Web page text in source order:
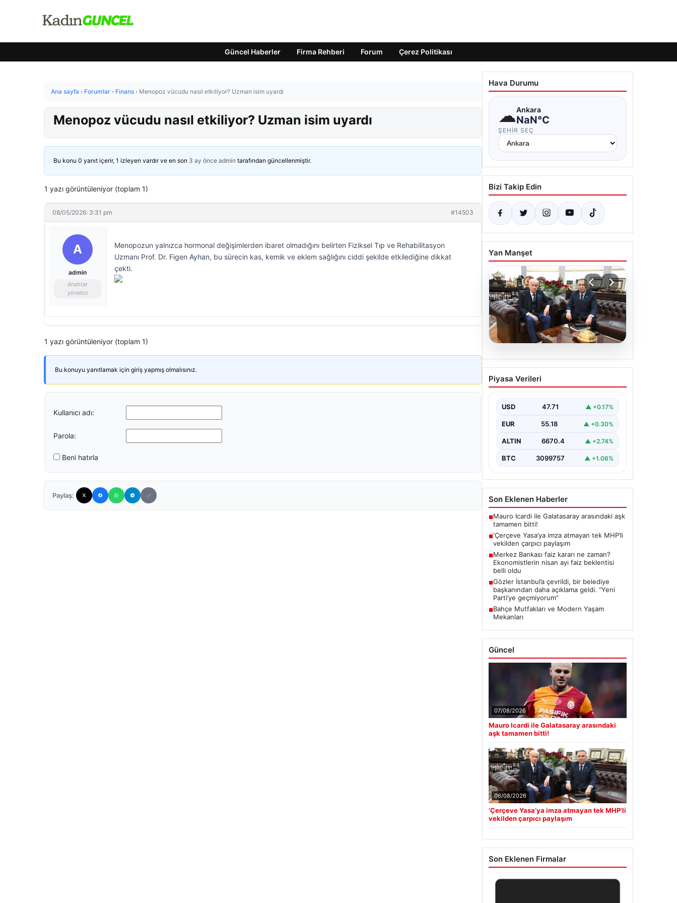
Güncel Haberler Firma Rehberi Forum Çerez Politikası
Ana sayfa › Forumlar › Finans › Menopoz vücudu nasıl etkiliyor? Uzman isim uyardı
Menopoz vücudu nasıl etkiliyor? Uzman isim uyardı
Bu konu 0 yanıt içerir, 1 izleyen vardır ve en son 3 ay önce admin tarafından güncellenmiştir.
1 yazı görüntüleniyor (toplam 1)
08/05/2026: 3:31 pm #14503
A
admin
Anahtar
yönetici
Menopozun yalnızca hormonal değişimlerden ibaret olmadığını belirten Fiziksel Tıp ve Rehabilitasyon
Uzmanı Prof. Dr. Figen Ayhan, bu sürecin kas, kemik ve eklem sağlığını ciddi şekilde etkilediğine dikkat
çekti.
1 yazı görüntüleniyor (toplam 1)
Bu konuyu yanıtlamak için giriş yapmış olmalısınız.
Kullanıcı adı:
Parola:
Beni hatırla
Paylaş:
Hava Durumu
☁Ankara
NaN°C
ŞEHIR SEÇ
Bizi Takip Edin
Yan Manşet
06.08.2026
‘Çerçeve Yasa’ya imza
atmayan tek MHP’li
Piyasa Verileri
USD 47.71 ▲ +0.17%
EUR 55.18 ▲ +0.30%
ALTIN 6670.4 ▲ +2.74%
BTC 3099757 ▲ +1.06%
Son Eklenen Haberler
■Mauro Icardi ile Galatasaray arasındaki aşk
tamamen bitti!
■‘Çerçeve Yasa’ya imza atmayan tek MHP’li
vekilden çarpıcı paylaşım
■Merkez Bankası faiz kararı ne zaman?
Ekonomistlerin nisan ayı faiz beklentisi
belli oldu
■Gözler İstanbul’a çevrildi, bir belediye
başkanından daha açıklama geldi. “Yeni
Parti’ye geçmiyorum”
■Bahçe Mutfakları ve Modern Yaşam
Mekanları
Güncel
07/08/2026
Mauro Icardi ile Galatasaray arasındaki
aşk tamamen bitti!
06/08/2026
‘Çerçeve Yasa’ya imza atmayan tek MHP’li
vekilden çarpıcı paylaşım
Son Eklenen Firmalar